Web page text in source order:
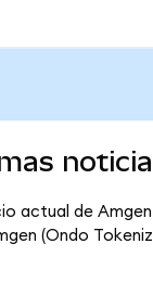
actual de
(Ondo